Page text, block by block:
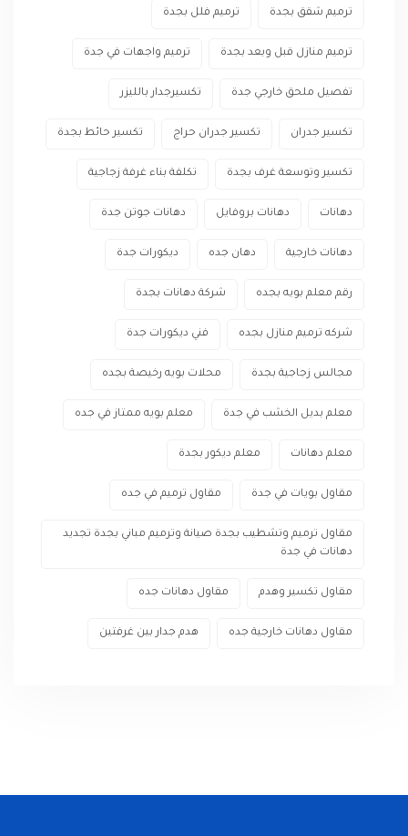
ترميم شقق بجدة ترميم فلل بجدة
ترميم منازل قبل وبعد بجدة ترميم واجهات في جدة
تفصيل ملحق خارجي جدة تكسيرجدار بالليزر
تكسير جدران تكسير جدران حراج تكسير حائط بجدة
تكسير وتوسعة غرف بجدة تكلفة بناء غرفة زجاجية
دهانات دهانات بروفايل دهانات جوتن جدة
دهانات خارجية دهان جده ديكورات جدة
رقم معلم بويه بجده شركة دهانات بجدة
شركه ترميم منازل بجده فني ديكورات جدة
مجالس زجاجية بجدة محلات بويه رخيصة بجده
معلم بديل الخشب في جدة معلم بويه ممتاز في جده
معلم دهانات معلم ديكور بجدة
مقاول بويات في جدة مقاول ترميم في جده
مقاول ترميم وتشطيب بجدة صيانة وترميم مباني بجدة تجديد
دهانات في جدة
مقاول تكسير وهدم مقاول دهانات جده
مقاول دهانات خارجية جده هدم جدار بين غرفتين